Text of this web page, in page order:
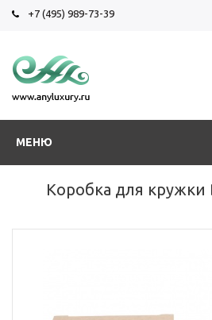
+7 (495) 989-73-39
МЕНЮ
Коробка для кружки